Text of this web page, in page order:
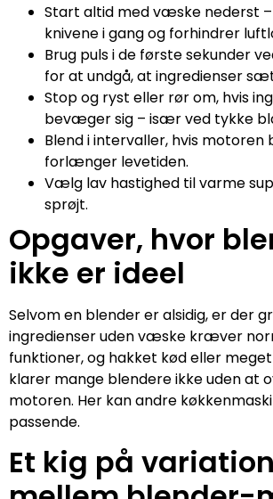
Start altid med væske nederst
knivene i gang og forhindrer
Brug puls i de første sekunder
for at undgå, at ingredienser
Stop og ryst eller rør om, hvis
bevæger sig – især ved tykke
Blend i intervaller, hvis motoren
forlænger levetiden.
Vælg lav hastighed til varme
sprøjt.
Opgaver, hvor
ikke er ideel
Selvom en blender er alsidig, er der
ingredienser uden væske kræver
funktioner, og hakket kød eller
klarer mange blendere ikke uden at
motoren. Her kan andre
passende.
Et kig på